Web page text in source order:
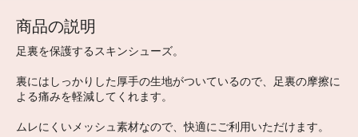
商品の説明
足裏を保護するスキンシューズ。
裏にはしっかりした厚手の生地がついているので、足裏の摩擦に
よる痛みを軽減してくれます。
ムレにくいメッシュ素材なので、快適にご利用いただけます。